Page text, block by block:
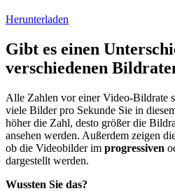
Herunterladen
Gibt es einen
verschiedenen
Alle Zahlen vor einer Video-Bildrate
viele Bilder pro Sekunde Sie in
höher die Zahl, desto größer die
ansehen werden. Außerdem zeigen
ob die Videobilder im progressiven
dargestellt werden.
Wussten Sie das?